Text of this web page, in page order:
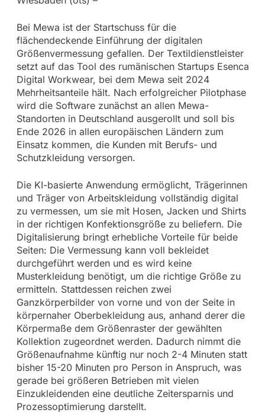
Bei Mewa ist der Startschuss für die
flächendeckende Einführung der digitalen
Größenvermessung gefallen. Der Textildienstleister
setzt auf das Tool des rumänischen Startups Esenca
Digital Workwear, bei dem Mewa seit 2024
Mehrheitsanteile hält. Nach erfolgreicher Pilotphase
wird die Software zunächst an allen Mewa-
Standorten in Deutschland ausgerollt und soll bis
Ende 2026 in allen europäischen Ländern zum
Einsatz kommen, die Kunden mit Berufs- und
Schutzkleidung versorgen.
Die KI-basierte Anwendung ermöglicht, Trägerinnen
und Träger von Arbeitskleidung vollständig digital
zu vermessen, um sie mit Hosen, Jacken und Shirts
in der richtigen Konfektionsgröße zu beliefern. Die
Digitalisierung bringt erhebliche Vorteile für beide
Seiten: Die Vermessung kann voll bekleidet
durchgeführt werden und es wird keine
Musterkleidung benötigt, um die richtige Größe zu
ermitteln. Stattdessen reichen zwei
Ganzkörperbilder von vorne und von der Seite in
körpernaher Oberbekleidung aus, anhand derer die
Körpermaße dem Größenraster der gewählten
Kollektion zugeordnet werden. Dadurch nimmt die
Größenaufnahme künftig nur noch 2-4 Minuten statt
bisher 15-20 Minuten pro Person in Anspruch, was
gerade bei größeren Betrieben mit vielen
Einzukleidenden eine deutliche Zeitersparnis und
Prozessoptimierung darstellt.